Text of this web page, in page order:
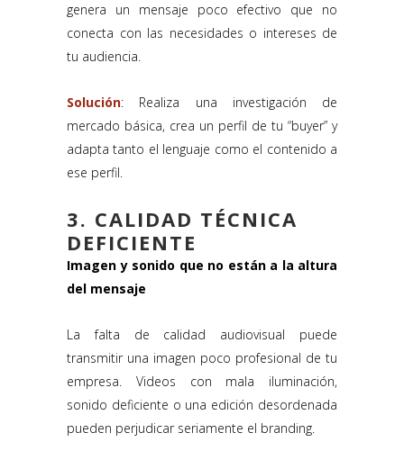
genera un mensaje poco efectivo que no
conecta con las necesidades o intereses de
tu audiencia.
Solución: Realiza una investigación de
mercado básica, crea un perfil de tu “buyer” y
adapta tanto el lenguaje como el contenido a
ese perfil.
3. CALIDAD TÉCNICA
DEFICIENTE
Imagen y sonido que no están a la altura
del mensaje
La falta de calidad audiovisual puede
transmitir una imagen poco profesional de tu
empresa. Videos con mala iluminación,
sonido deficiente o una edición desordenada
pueden perjudicar seriamente el branding.